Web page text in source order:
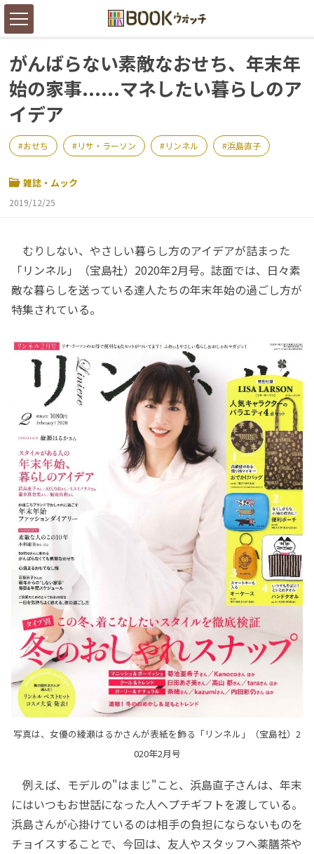
がんばらない素敵なおせち、年末年
始の家事......マネしたい暮らしのア
イデア
おせち リサ・ラーソン リンネル 浜島直子
雑誌・ムック
2019/12/25
むりしない、やさしい暮らし方のアイデアが詰まった
「リンネル」（宝島社）2020年2月号。誌面では、日々素
敵な暮らしを送っている達人たちの年末年始の過ごし方が
特集されている。
写真は、女優の綾瀬はるかさんが表紙を飾る「リンネル」（宝島社）2
020年2月号
例えば、モデルの"はまじ"こと、浜島直子さんは、年末
にはいつもお世話になった人へプチギフトを渡している。
浜島さんが心掛けているのは相手の負担にならないものを
チョイスすることで、今回は、友人やスタッフへ薬膳茶や